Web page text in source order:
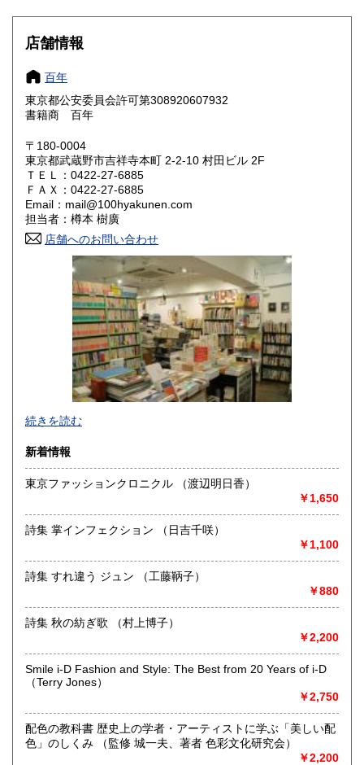
大阪府
奈良県
鳥取県 310円 島根県
岡山県
山口県 310円
香川県
高知県 310円
310円 長崎県
310円 大分県
310円 鹿児島県
310円
店舗情報
百年
東京都公安委員会許可第308920607932
書籍商 百年
〒180-0004
東京都武蔵野市吉祥寺本町 2-2-10 村田ビル 2F
ＴＥＬ：0422-27-6885
ＦＡＸ：0422-27-6885
Email：mail@100hyakunen.com
担当者：樽本 樹廣
店舗へのお問い合わせ
「百年」がセレクトした本をゆとりのある空間でじっくりと
選んでください。
お店にしか出ていない本もあります。
オンラインストアには日本の古本屋に未掲載の本も販売して
おります。
合わせてご覧ください。 https://100hyakunen.thebase.in/
また、百年から歩いて一分のところに一日という名前の古本
とギャラリーのお店もあります。
百年と一日 Instagram:
https://www.instagram.com/100hyakunen/
HP: http://www.100hyakunen.com/
沿線名：JR中央線
最寄駅：吉祥寺駅
営業時間：12:00〜20:00
続きを読む
新着情報
東京ファッションクロニクル （渡辺明日香）
￥1,650
詩集 掌インフェクション （日吉千咲）
￥1,100
詩集 すれ違う ジュン （工藤鞆子）
￥880
詩集 秋の紡ぎ歌 （村上博子）
￥2,200
Smile i-D Fashion and Style: The Best from 20 Years of i-D
（Terry Jones）
￥2,750
配色の教科書 歴史上の学者・アーティストに学ぶ「美しい配
色」のしくみ （監修 城一夫、著者 色彩文化研究会）
￥2,200